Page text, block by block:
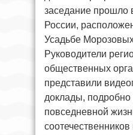
заседание прошло
России,
Усадьбе
Руководители
общественных
представили
доклады, подробно
повседневной